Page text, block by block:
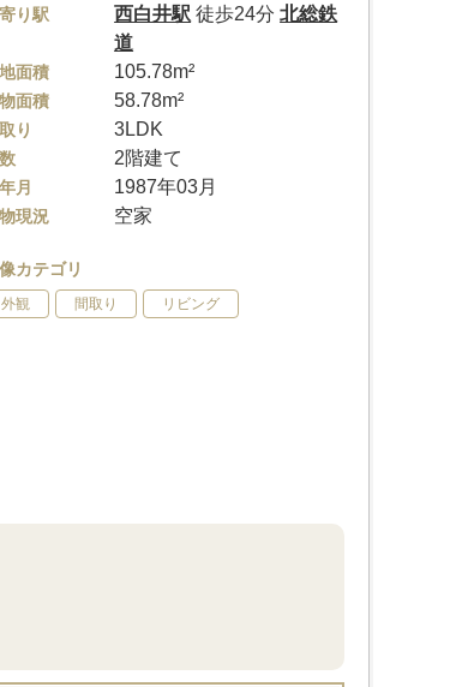
り駅 西白井駅 徒歩24分北総鉄
道
面積 105.78m²
面積 58.78m²
り 3LDK
2階建て
月 1987年03月
現況 空家
カテゴリ
外観 間取り リビング